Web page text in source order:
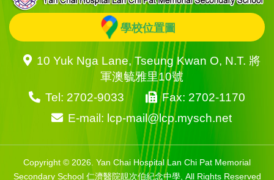
學校位置圖
10 Yuk Nga Lane, Tseung Kwan O, N.T. 將
軍澳毓雅里10號
Tel: 2702-9033
Fax: 2702-1170
E-mail: lcp-mail@lcp.mysch.net
Copyright © 2026. Yan Chai Hospital Lan Chi Pat Memorial
Secondary School 仁濟醫院靚次伯紀念中學, All Rights Reserved